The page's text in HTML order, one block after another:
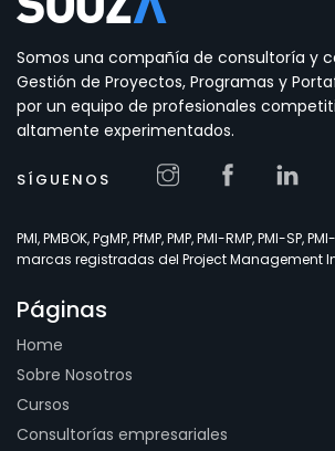
Somos una compañía de consultoría y
Gestión de Proyectos, Programas y
por un equipo de profesionales
altamente experimentados.
SÍGUENOS
PMI, PMBOK, PgMP, PfMP, PMP, PMI-RMP, PMI-SP,
marcas registradas del Project Management
Páginas
Home
Sobre Nosotros
Cursos
Consultorías empresariales